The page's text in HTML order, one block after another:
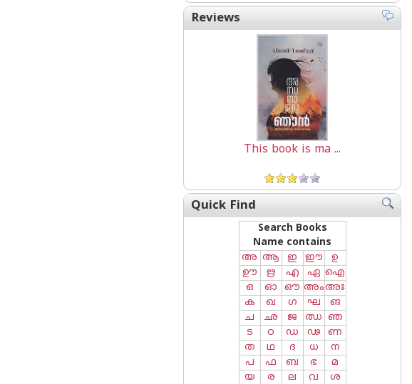
Reviews
This book is ma ...
Quick Find
Search Books
Name contains
അ ആ ഇ ഈ
ഉ
ഊ
ഋ എ ഏ ഐ
ഒ
ഓ ഔ അംഅഃ
ക
ഖ ഗ ഘ
ങ
ച
ഛ ജ ഝ ഞ
ട
ഠ ഡ ഢ
ണ
ത
ഥ ദ ധ
ന
പ
ഫ ബ ഭ
മ
യ
ര ല വ
ശ